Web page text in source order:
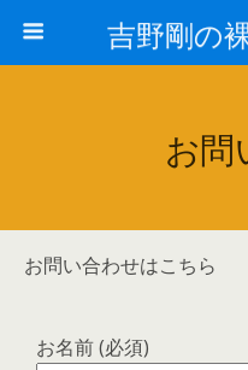
吉野剛の
お問
お問い合わせはこちら
お名前 (必須)